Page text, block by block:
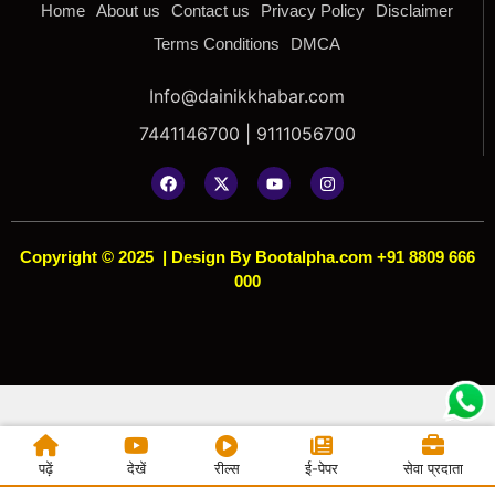
Home About us Contact us Privacy Policy
Disclaimer
Terms Conditions
DMCA
Info@dainikkhabar.com
7441146700 | 9111056700
Copyright © 2025 | Design By Bootalpha.com +91 8809 666
000
पढ़ें देखें रील्स ई-पेपर सेवा प्रदाता